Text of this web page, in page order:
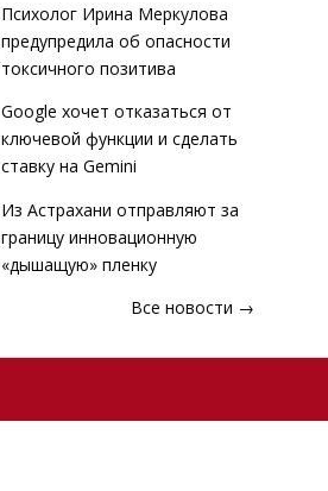
Психолог Ирина Меркулова
предупредила об опасности
токсичного позитива
Google хочет отказаться от
ключевой функции и сделать
ставку на Gemini
Из Астрахани отправляют за
границу инновационную
«дышащую» пленку
Все новости →